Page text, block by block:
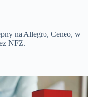
na Allegro, Ceneo, w
NFZ.